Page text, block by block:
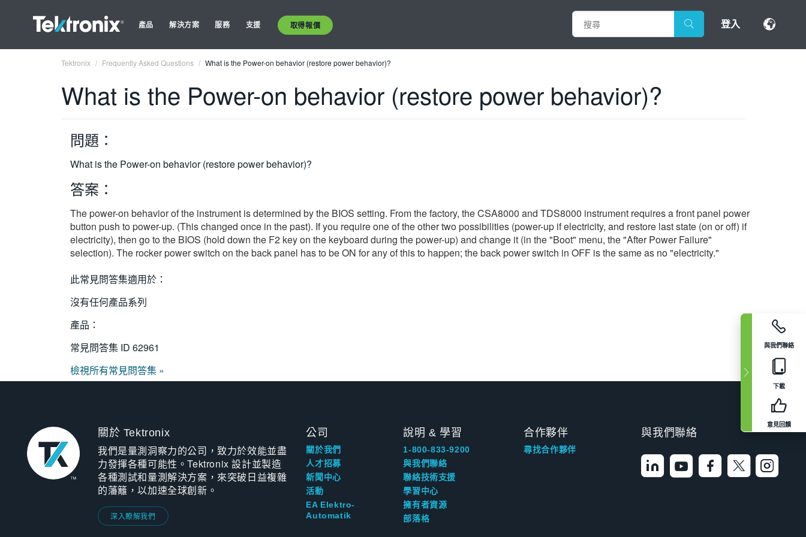
產品 解決方案 服務 支援 取得報價 登入
與我們聯絡
下載
意見回饋
Tektronix Frequently Asked Questions What is the Power-on behavior (restore power behavior)?
What is the Power-on behavior (restore power behavior)?
問題：
What is the Power-on behavior (restore power behavior)?
答案：
The power-on behavior of the instrument is determined by the BIOS setting. From the factory, the CSA8000 and TDS8000 instrument requires a front panel power
button push to power-up. (This changed once in the past). If you require one of the other two possibilities (power-up if electricity, and restore last state (on or off) if
electricity), then go to the BIOS (hold down the F2 key on the keyboard during the power-up) and change it (in the "Boot" menu, the "After Power Failure"
selection). The rocker power switch on the back panel has to be ON for any of this to happen; the back power switch in OFF is the same as no "electricity."
此常見問答集適用於：
沒有任何產品系列
產品：
常見問答集 ID 62961
檢視所有常見問答集 »
關於 Tektronix
我們是量測洞察力的公司，致力於效能並盡
力發揮各種可能性。Tektronix 設計並製造
各種測試和量測解決方案，來突破日益複雜
的藩籬，以加速全球創新。
深入瞭解我們
公司
關於我們
人才招募
新聞中心
活動
EA Elektro-
Automatik
說明 & 學習
1-800-833-9200
與我們聯絡
聯絡技術支援
學習中心
擁有者資源
部落格
合作夥伴
尋找合作夥伴
與我們聯絡